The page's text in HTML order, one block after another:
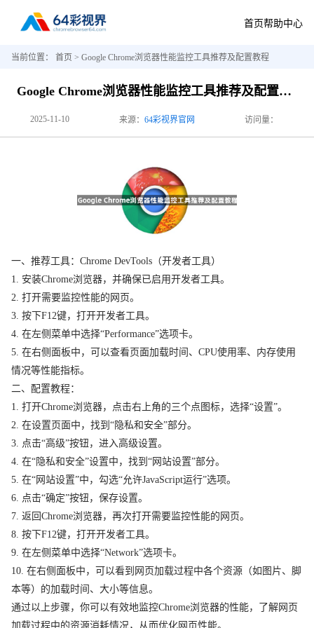
首页帮助中心
当前位置： 首页 > Google Chrome浏览器性能监控工具推荐及配置教程
Google Chrome浏览器性能监控工具推荐及配置教程
2025-11-10 来源： 64彩视界官网 访问量：
一、推荐工具：Chrome DevTools（开发者工具）
1. 安装Chrome浏览器，并确保已启用开发者工具。
2. 打开需要监控性能的网页。
3. 按下F12键，打开开发者工具。
4. 在左侧菜单中选择“Performance”选项卡。
5. 在右侧面板中，可以查看页面加载时间、CPU使用率、内存使用
情况等性能指标。
二、配置教程：
1. 打开Chrome浏览器，点击右上角的三个点图标，选择“设置”。
2. 在设置页面中，找到“隐私和安全”部分。
3. 点击“高级”按钮，进入高级设置。
4. 在“隐私和安全”设置中，找到“网站设置”部分。
5. 在“网站设置”中，勾选“允许JavaScript运行”选项。
6. 点击“确定”按钮，保存设置。
7. 返回Chrome浏览器，再次打开需要监控性能的网页。
8. 按下F12键，打开开发者工具。
9. 在左侧菜单中选择“Network”选项卡。
10. 在右侧面板中，可以看到网页加载过程中各个资源（如图片、脚
本等）的加载时间、大小等信息。
通过以上步骤，你可以有效地监控Chrome浏览器的性能，了解网页
加载过程中的资源消耗情况，从而优化网页性能。